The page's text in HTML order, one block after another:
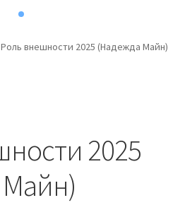
Роль внешности 2025 (Надежда Майн)
2025